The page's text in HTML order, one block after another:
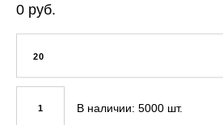
0 pуб.
20
В наличии: 5000 шт.